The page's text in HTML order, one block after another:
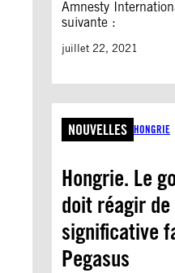
Amnesty
suivante :
juillet 22, 2021
NOUVELLES HONGRIE
Hongrie. Le
doit réagir
significative
Pegasus